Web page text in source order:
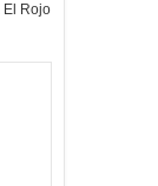
El Rojo